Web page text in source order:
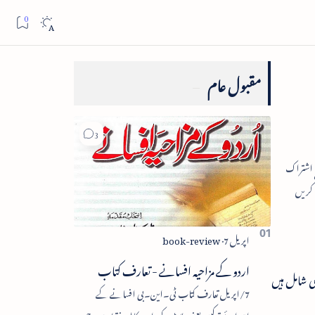
کوششیں بھی شامل ہیں
مقبول عام
اردو کے مزاحیہ افسانے - تعارف کتاب
7/اپریل تعارف کتاب ٹی۔این۔بی افسانے کے